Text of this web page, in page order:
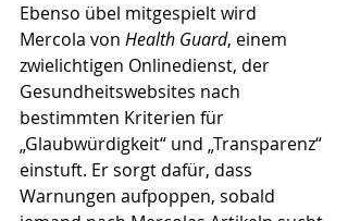
Ebenso übel mitgespielt wird
Mercola von Health Guard, einem
zwielichtigen Onlinedienst, der
Gesundheitswebsites nach
bestimmten Kriterien für
„Glaubwürdigkeit“ und „Transparenz“
einstuft. Er sorgt dafür, dass
Warnungen aufpoppen, sobald